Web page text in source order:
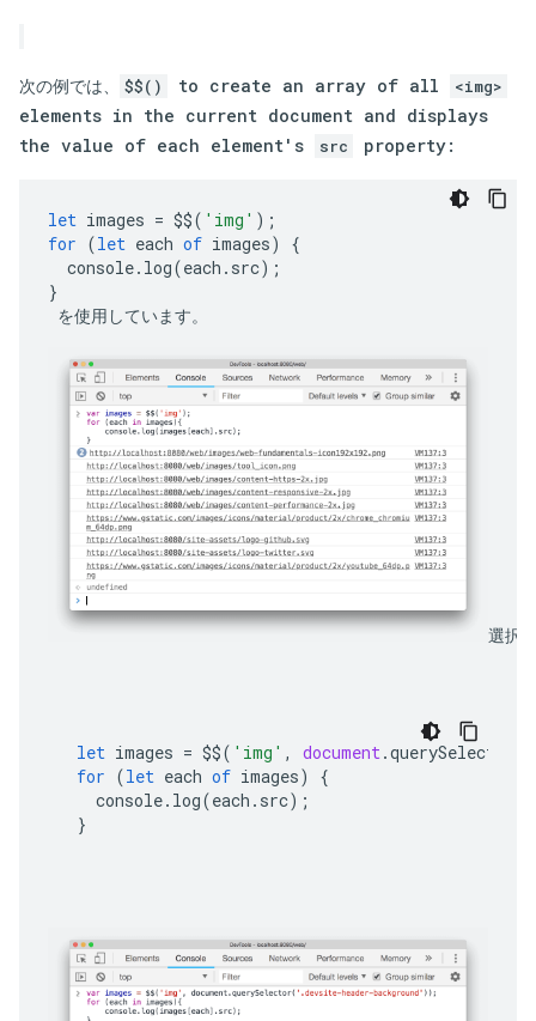
次の例では、 $$() to create an array of all <img>
elements in the current document and displays
the value of each element's
src property:
let images = $$( 'img' );
for (let each of images)
{
console. log(each . src);
}
を使用しています。
選択
let images = $$( 'img' , document.querySelector
for (let each of images)
{
console. log(each . src);
}